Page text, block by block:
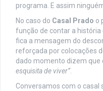
programa. E assim
No caso do Casal Prado o
função de contar a história
fica a mensagem do
reforçada por colocações
dado momento dizem que
esquisita de viver”.
Conversamos com o